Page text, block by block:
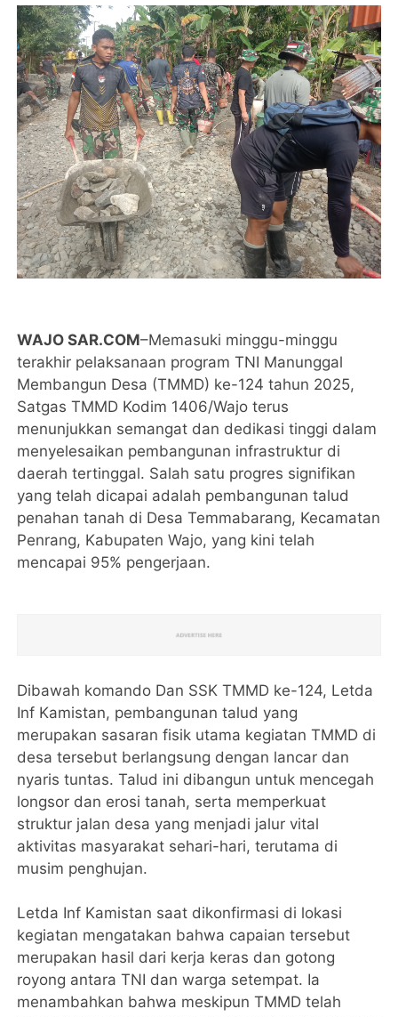
WAJO SAR.COM–Memasuki minggu-minggu
terakhir pelaksanaan program TNI Manunggal
Membangun Desa (TMMD) ke-124 tahun 2025,
Satgas TMMD Kodim 1406/Wajo terus
menunjukkan semangat dan dedikasi tinggi dalam
menyelesaikan pembangunan infrastruktur di
daerah tertinggal. Salah satu progres signifikan
yang telah dicapai adalah pembangunan talud
penahan tanah di Desa Temmabarang, Kecamatan
Penrang, Kabupaten Wajo, yang kini telah
mencapai 95% pengerjaan.
Dibawah komando Dan SSK TMMD ke-124, Letda
Inf Kamistan, pembangunan talud yang
merupakan sasaran fisik utama kegiatan TMMD di
desa tersebut berlangsung dengan lancar dan
nyaris tuntas. Talud ini dibangun untuk mencegah
longsor dan erosi tanah, serta memperkuat
struktur jalan desa yang menjadi jalur vital
aktivitas masyarakat sehari-hari, terutama di
musim penghujan.
Letda Inf Kamistan saat dikonfirmasi di lokasi
kegiatan mengatakan bahwa capaian tersebut
merupakan hasil dari kerja keras dan gotong
royong antara TNI dan warga setempat. Ia
menambahkan bahwa meskipun TMMD telah